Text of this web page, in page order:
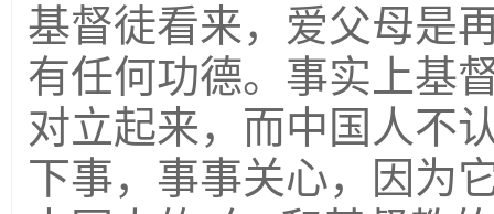
基督徒看来，爱父母是
有任何功德。事实上基
对立起来，而中国人不
下事，事事关心，因为